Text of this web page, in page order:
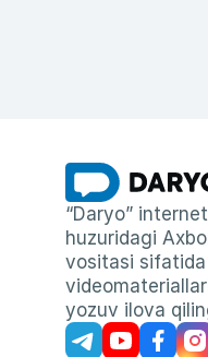
“Daryo”
huzuridagi
vositasi sifatida
yozuv ilova